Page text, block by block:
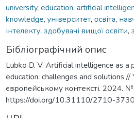
university, education, artificial
knowledge, університет, освіта,
інтелекту, здобувачі вищої освіти,
Бібліографічний опис
Lubko D. V. Artificial intelligence as a
education: challenges and solutions //
європейському контексті. 2024.
https://doi.org/10.31110/2710-